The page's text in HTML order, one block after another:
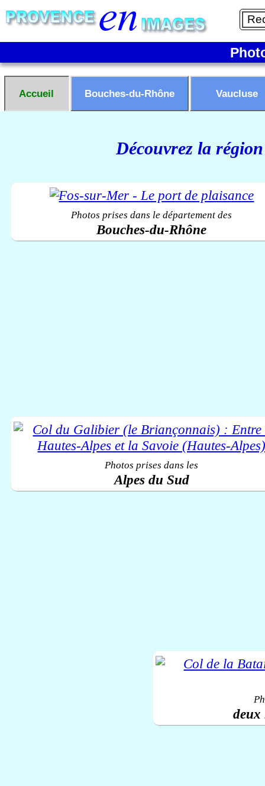
Accueil Bouches-du-Rhône Vaucluse
Découvrez la
Photos prises dans le département des
Bouches-du-Rhône
Photos prises dans les
Alpes du Sud
deux